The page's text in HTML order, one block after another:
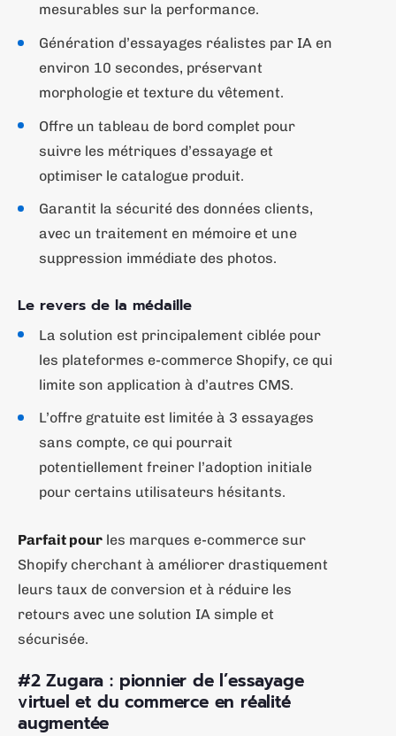
mesurables sur la performance.
Génération d’essayages réalistes par IA en
environ 10 secondes, préservant
morphologie et texture du vêtement.
Offre un tableau de bord complet pour
suivre les métriques d’essayage et
optimiser le catalogue produit.
Garantit la sécurité des données clients,
avec un traitement en mémoire et une
suppression immédiate des photos.
Le revers de la médaille
La solution est principalement ciblée pour
les plateformes e-commerce Shopify, ce qui
limite son application à d’autres CMS.
L’offre gratuite est limitée à 3 essayages
sans compte, ce qui pourrait
potentiellement freiner l’adoption initiale
pour certains utilisateurs hésitants.
Parfait pour les marques e-commerce sur
Shopify cherchant à améliorer drastiquement
leurs taux de conversion et à réduire les
retours avec une solution IA simple et
sécurisée.
#2 Zugara : pionnier de l’essayage
virtuel et du commerce en réalité
augmentée